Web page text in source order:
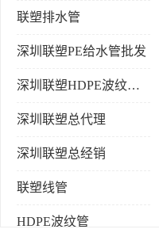
联塑排水管
深圳联塑PE给水管批发
深圳联塑HDPE波纹管批发
深圳联塑总代理
深圳联塑总经销
联塑线管
HDPE波纹管